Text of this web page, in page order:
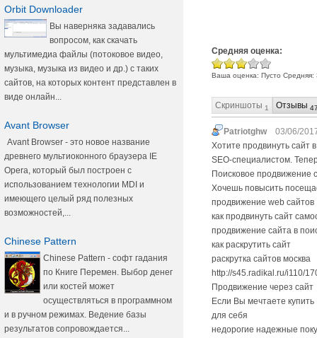
Orbit Downloader
Вы наверняка задавались
вопросом, как скачать
мультимедиа файлы (потоковое видео,
музыка, музыка из видео и др.) с таких
сайтов, на которых контент представлен в
виде онлайн...
Avant Browser
Avant Browser - это новое название
древнего мультиоконного браузера IE
Opera, который был построен с
использованием технологии MDI и
имеющего целый ряд полезных
возможностей,...
Chinese Pattern
Chinese Pattern - софт гадания
по Книге Перемен. Выбор денег
или костей может
осуществляться в программном
и в ручном режимах. Ведение базы
результатов сопровождается...
Средняя оценка:
Ваша оценка: Пусто Средняя:
Скриншоты 1 Отзывы
Patriotghw
03/06/
Хотите продвинуть сайт
SEO-специалистом.
Поисковое продвижение
Хочешь повысить
продвижение web сайтов
как продвинуть сайт
продвижение сайта в
как раскрутить сайт
раскрутка сайтов москва
http://s45.radikal.ru/i110/
Продвижение через сайт
Если Вы мечтаете купить
для себя
недорогие надежные